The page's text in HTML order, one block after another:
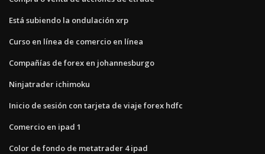
Está subiendo la ondulación xrp
Curso en línea de comercio en línea
Compañías de forex en johannesburgo
Ninjatrader ichimoku
Inicio de sesión con tarjeta de viaje forex hdfc
Comercio en ipad 1
Color de fondo de metatrader 4 ipad